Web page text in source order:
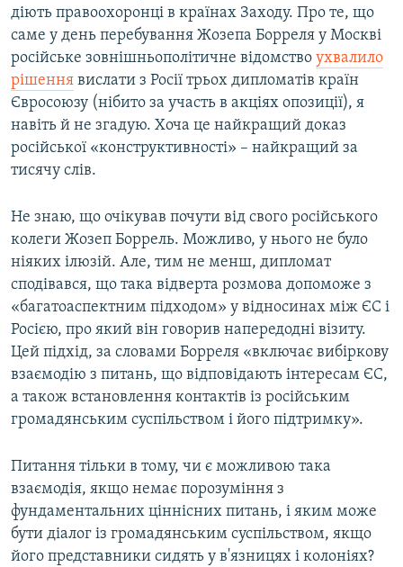
діють правоохоронці в країнах Заходу. Про те, що
саме у день перебування Жозепа Борреля у Москві
російське зовнішньополітичне відомство ухвалило
рішення вислати з Росії трьох дипломатів країн
Євросоюзу (нібито за участь в акціях опозиції), я
навіть й не згадую. Хоча це найкращий доказ
російської «конструктивності» – найкращий за
тисячу слів.
Не знаю, що очікував почути від свого російського
колеги Жозеп Боррель. Можливо, у нього не було
ніяких ілюзій. Але, тим не менш, дипломат
сподівався, що така відверта розмова допоможе з
«багатоаспектним підходом» у відносинах між ЄС і
Росією, про який він говорив напередодні візиту.
Цей підхід, за словами Борреля «включає вибіркову
взаємодію з питань, що відповідають інтересам ЄС,
а також встановлення контактів із російським
громадянським суспільством і його підтримку».
Питання тільки в тому, чи є можливою така
взаємодія, якщо немає порозуміння з
фундаментальних ціннісних питань, і яким може
бути діалог із громадянським суспільством, якщо
його представники сидять у в'язницях і колоніях?